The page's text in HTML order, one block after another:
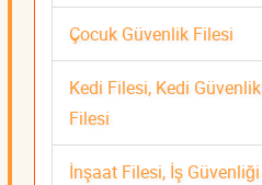
Çocuk Güvenlik Filesi
Kedi Filesi, Kedi Güvenlik
Filesi
İnşaat Filesi, İş Güvenliği